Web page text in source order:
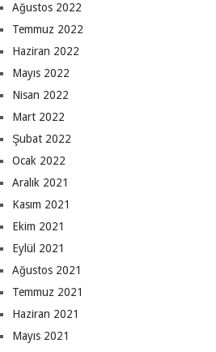
Ağustos 2022
Temmuz 2022
Haziran 2022
Mayıs 2022
Nisan 2022
Mart 2022
Şubat 2022
Ocak 2022
Aralık 2021
Kasım 2021
Ekim 2021
Eylül 2021
Ağustos 2021
Temmuz 2021
Haziran 2021
Mayıs 2021